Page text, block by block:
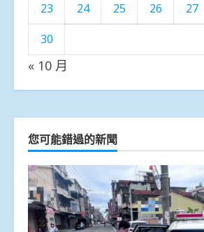
23
24 25 26 27
30
« 10 月
您可能錯過的新聞